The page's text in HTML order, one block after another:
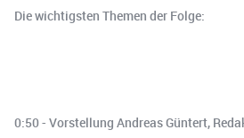
Die wichtigsten Themen der Folge:
0:50 - Vorstellung Andreas Güntert,